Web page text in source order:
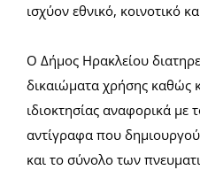
ισχύον εθνικό, κοινοτικό
Ο Δήμος Ηρακλείου
δικαιώματα χρήσης καθώς
ιδιοκτησίας αναφορικά με
αντίγραφα που
και το σύνολο των